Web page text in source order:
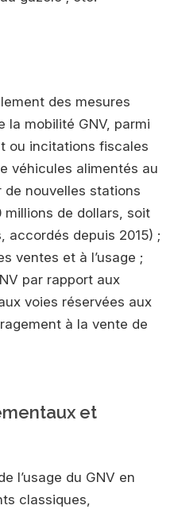
des mesures
la mobilité GNV, parmi
ou incitations fiscales
véhicules alimentés au
de nouvelles stations
millions de dollars, soit
accordés depuis 2015) ;
ventes et à l’usage ;
par rapport aux
voies réservées aux
à la vente de
et
l’usage du GNV en
classiques,